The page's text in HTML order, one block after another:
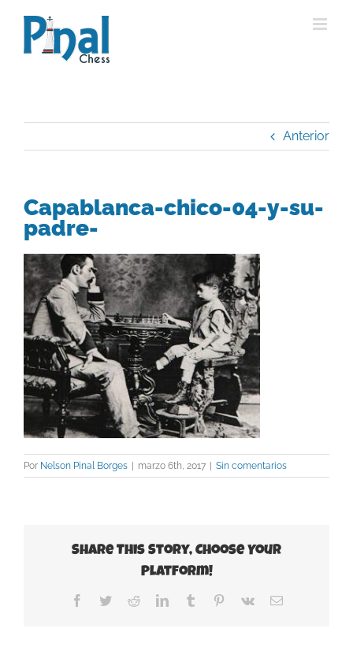
contenido
Anterior
Capablanca-chico-04-y-su-
padre-
Por Nelson Pinal Borges | marzo 6th, 2017 | Sin comentarios
Share This Story, Choose Your
Platform!
Facebook
TwitterRedditLinkedInTumblr Pinterest
Vk
Correo